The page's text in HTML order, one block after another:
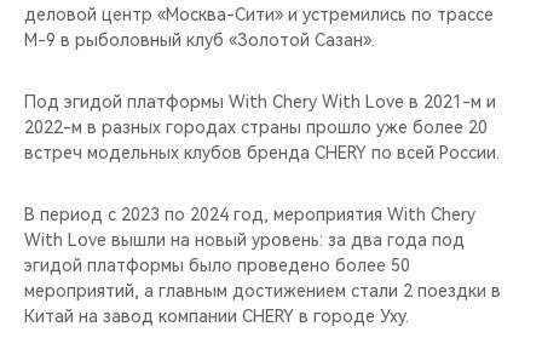
деловой центр «Москва-Сити» и устремились по трассе
М-9 в рыболовный клуб «Золотой Сазан».
Под эгидой платформы With Chery With Love в 2021-м и
2022-м в разных городах страны прошло уже более 20
встреч модельных клубов бренда CHERY по всей России.
В период с 2023 по 2024 год, мероприятия With Chery
With Love вышли на новый уровень: за два года под
эгидой платформы было проведено более 50
мероприятий, а главным достижением стали 2 поездки в
Китай на завод компании CHERY в городе Уху.